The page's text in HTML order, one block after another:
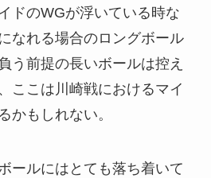
ドのWGが浮いている時な
なれる場合のロングボール
う前提の長いボールは控え
ここは川崎戦におけるマイ
かもしれない。
ールにはとても落ち着いて